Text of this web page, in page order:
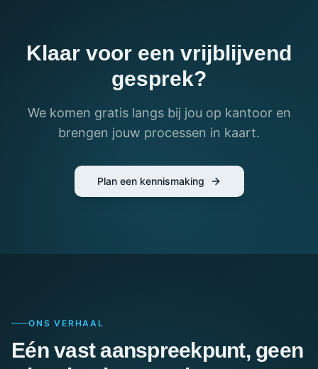
Klaar voor een vrijblijvend
gesprek?
We komen gratis langs bij jou op kantoor en
brengen jouw processen in kaart.
Plan een kennismaking
ONS VERHAAL
Eén vast aanspreekpunt, geen